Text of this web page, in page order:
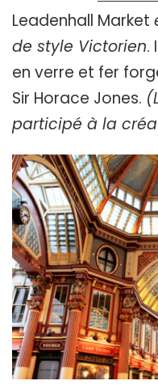
Leadenhall Market
de style Victorien.
en verre et fer
Sir Horace Jones.
participé à la